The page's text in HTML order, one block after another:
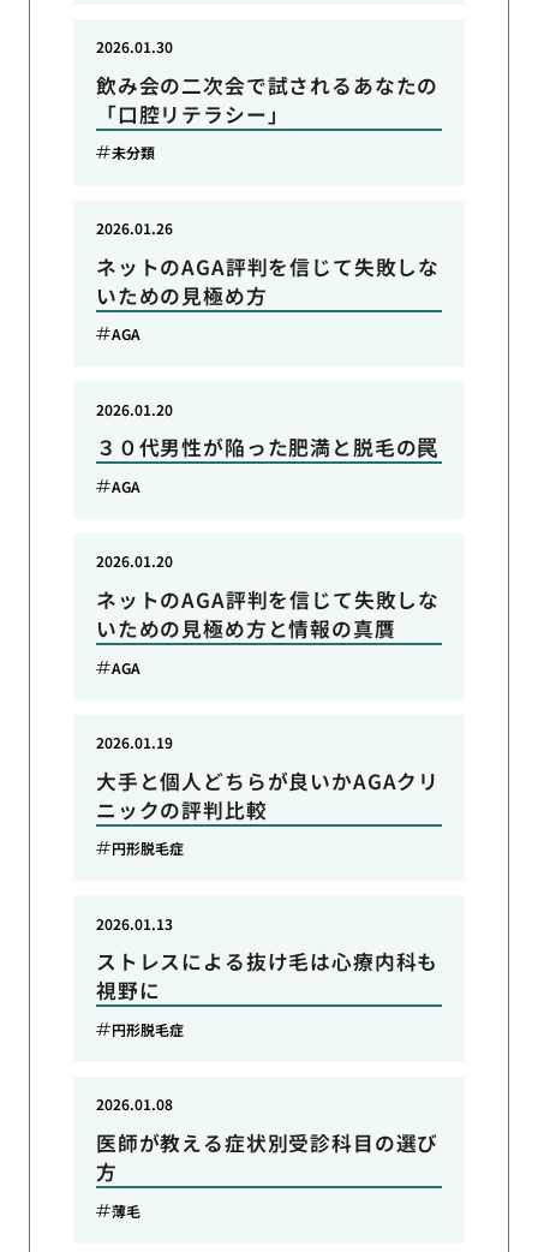
飲み会の二次会で試されるあなたの
「口腔リテラシー」
2026.01.30
未分類
ネットのAGA評判を信じて失敗しな
いための見極め方
2026.01.26
AGA
３０代男性が陥った肥満と脱毛の罠
2026.01.20
AGA
ネットのAGA評判を信じて失敗しな
いための見極め方と情報の真贋
2026.01.20
AGA
大手と個人どちらが良いかAGAクリ
ニックの評判比較
2026.01.19
円形脱毛症
ストレスによる抜け毛は心療内科も
視野に
2026.01.13
円形脱毛症
医師が教える症状別受診科目の選び
方
2026.01.08
薄毛